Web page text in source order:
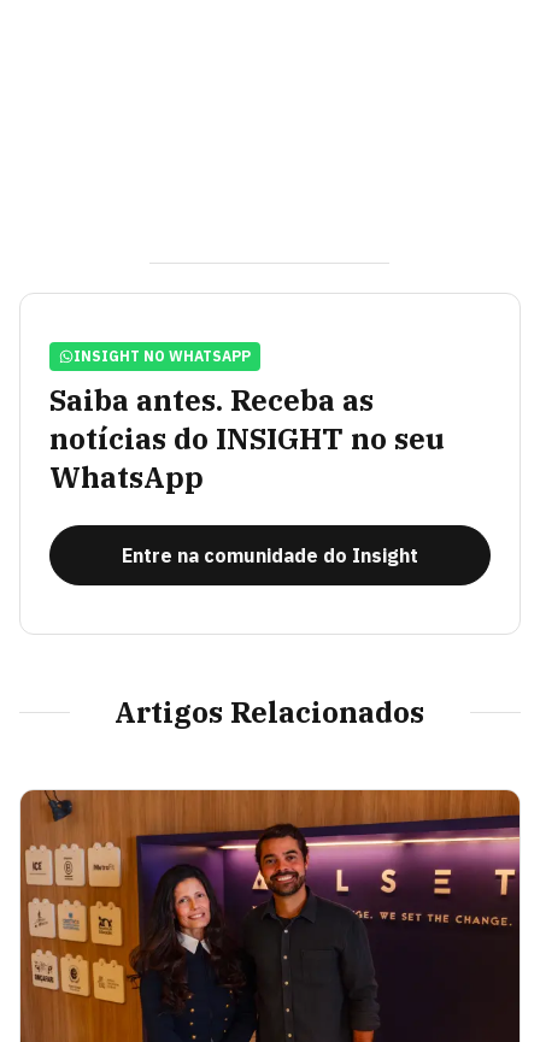
INSIGHT NO WHATSAPP
Saiba antes. Receba as
notícias do INSIGHT no seu
WhatsApp
Entre na comunidade do Insight
Artigos Relacionados